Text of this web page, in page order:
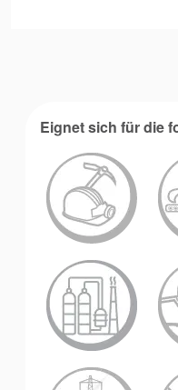
Akademie
Eignet sich für die